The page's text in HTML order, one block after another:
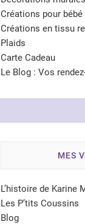
Créations pour
Créations en tissu
Plaids
Carte Cadeau
Le Blog : Vos
MES
L’histoire de Karine
Les P’tits Coussins
Blog